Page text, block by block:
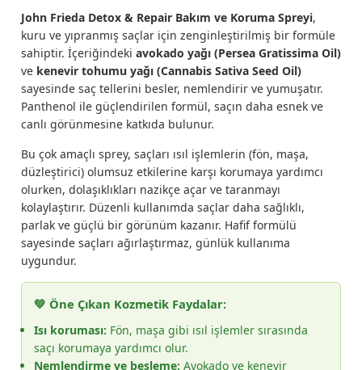
John Frieda Detox & Repair Bakım ve Koruma Spreyi,
kuru ve yıpranmış saçlar için zenginleştirilmiş bir formüle
sahiptir. İçeriğindeki avokado yağı (Persea Gratissima Oil)
ve kenevir tohumu yağı (Cannabis Sativa Seed Oil)
sayesinde saç tellerini besler, nemlendirir ve yumuşatır.
Panthenol ile güçlendirilen formül, saçın daha esnek ve
canlı görünmesine katkıda bulunur.
Bu çok amaçlı sprey, saçları ısıl işlemlerin (fön, maşa,
düzleştirici) olumsuz etkilerine karşı korumaya yardımcı
olurken, dolaşıklıkları nazikçe açar ve taranmayı
kolaylaştırır. Düzenli kullanımda saçlar daha sağlıklı,
parlak ve güçlü bir görünüm kazanır. Hafif formülü
sayesinde saçları ağırlaştırmaz, günlük kullanıma
uygundur.
💚 Öne Çıkan Kozmetik Faydalar:
Isı koruması: Fön, maşa gibi ısıl işlemler sırasında
saçı korumaya yardımcı olur.
Nemlendirme ve besleme: Avokado ve kenevir